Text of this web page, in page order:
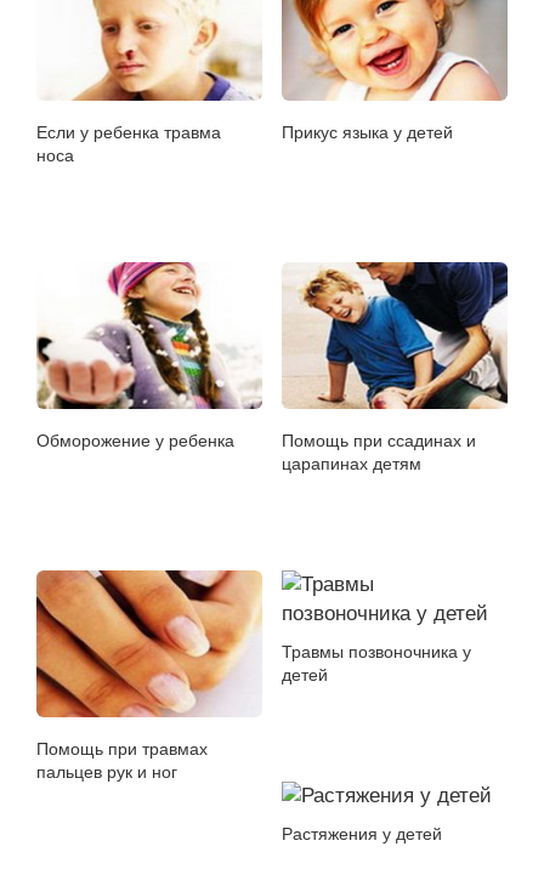
Если у ребенка травма
носа
Прикус языка у детей
Обморожение у ребенка
Помощь при ссадинах и
царапинах детям
Помощь при травмах
пальцев рук и ног
Травмы позвоночника у
детей
Растяжения у детей